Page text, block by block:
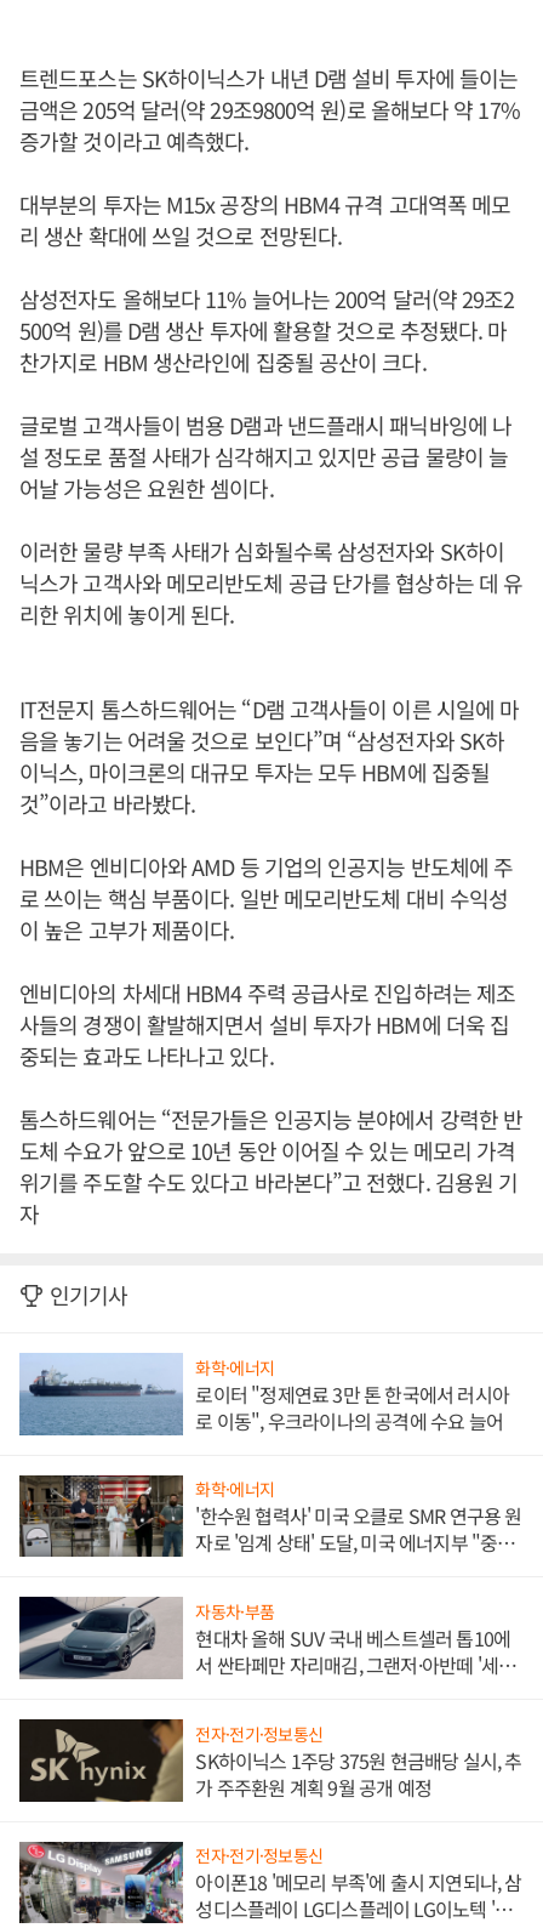
트렌드포스는 SK하이닉스가 내년 D램 설비 투자에 들이는
금액은 205억 달러(약 29조9800억 원)로 올해보다 약 17%
증가할 것이라고 예측했다.
대부분의 투자는 M15x 공장의 HBM4 규격 고대역폭 메모
리 생산 확대에 쓰일 것으로 전망된다.
삼성전자도 올해보다 11% 늘어나는 200억 달러(약 29조2
500억 원)를 D램 생산 투자에 활용할 것으로 추정됐다. 마
찬가지로 HBM 생산라인에 집중될 공산이 크다.
글로벌 고객사들이 범용 D램과 낸드플래시 패닉바잉에 나
설 정도로 품절 사태가 심각해지고 있지만 공급 물량이 늘
어날 가능성은 요원한 셈이다.
이러한 물량 부족 사태가 심화될수록 삼성전자와 SK하이
닉스가 고객사와 메모리반도체 공급 단가를 협상하는 데 유
리한 위치에 놓이게 된다.
IT전문지 톰스하드웨어는 “D램 고객사들이 이른 시일에 마
음을 놓기는 어려울 것으로 보인다”며 “삼성전자와 SK하
이닉스, 마이크론의 대규모 투자는 모두 HBM에 집중될
것”이라고 바라봤다.
HBM은 엔비디아와 AMD 등 기업의 인공지능 반도체에 주
로 쓰이는 핵심 부품이다. 일반 메모리반도체 대비 수익성
이 높은 고부가 제품이다.
엔비디아의 차세대 HBM4 주력 공급사로 진입하려는 제조
사들의 경쟁이 활발해지면서 설비 투자가 HBM에 더욱 집
중되는 효과도 나타나고 있다.
톰스하드웨어는 “전문가들은 인공지능 분야에서 강력한 반
도체 수요가 앞으로 10년 동안 이어질 수 있는 메모리 가격
위기를 주도할 수도 있다고 바라본다”고 전했다. 김용원 기
자
인기기사
화학·에너지
로이터 "정제연료 3만 톤 한국에서 러시아
로 이동", 우크라이나의 공격에 수요 늘어
화학·에너지
'한수원 협력사' 미국 오클로 SMR 연구용 원
자로 '임계 상태' 도달, 미국 에너지부 "중요
자동차·부품
현대차 올해 SUV 국내 베스트셀러 톱10에
서 싼타페만 자리매김, 그랜저·아반떼 '세단
전자·전기·정보통신
SK하이닉스 1주당 375원 현금배당 실시, 추
가 주주환원 계획 9월 공개 예정
전자·전기·정보통신
아이폰18 '메모리 부족'에 출시 지연되나, 삼
성디스플레이 LG디스플레이 LG이노텍 '탈